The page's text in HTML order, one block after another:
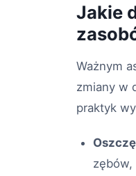
Jakie
Ważnym
zmiany w
praktyk
zębów,